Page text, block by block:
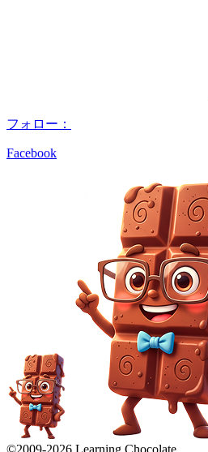
フォロー：
Facebook